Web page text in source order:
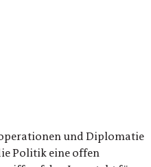
und Diplomatie
Politik eine offen